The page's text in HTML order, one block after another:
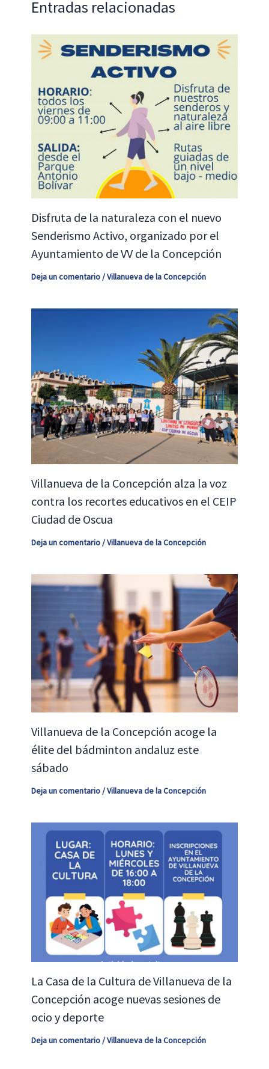
Entradas relacionadas
Disfruta de la naturaleza con el nuevo
Senderismo Activo, organizado por el
Ayuntamiento de VV de la Concepción
Deja un comentario/Villanueva de la Concepción
Villanueva de la Concepción alza la voz
contra los recortes educativos en el CEIP
Ciudad de Oscua
Deja un comentario/Villanueva de la Concepción
Villanueva de la Concepción acoge la
élite del bádminton andaluz este
sábado
Deja un comentario/Villanueva de la Concepción
La Casa de la Cultura de Villanueva de la
Concepción acoge nuevas sesiones de
ocio y deporte
Deja un comentario/Villanueva de la Concepción